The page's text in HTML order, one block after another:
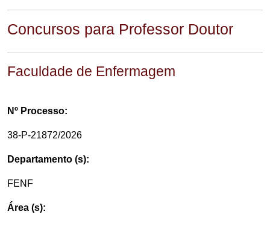
Concursos para Professor Doutor
Faculdade de Enfermagem
Nº Processo:
38-P-21872/2026
Departamento (s):
FENF
Área (s):